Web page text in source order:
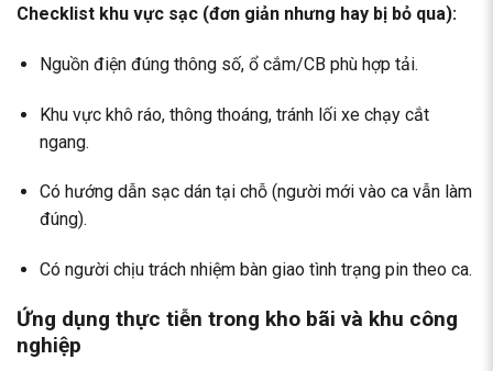
Checklist khu vực sạc (đơn giản nhưng hay bị bỏ qua):
Nguồn điện đúng thông số, ổ cắm/CB phù hợp tải.
Khu vực khô ráo, thông thoáng, tránh lối xe chạy cắt
ngang.
Có hướng dẫn sạc dán tại chỗ (người mới vào ca vẫn làm
đúng).
Có người chịu trách nhiệm bàn giao tình trạng pin theo ca.
Ứng dụng thực tiễn trong kho bãi và khu công
nghiệp